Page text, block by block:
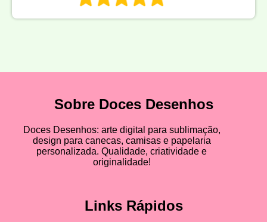
Sobre Doces Desenhos
Doces Desenhos: arte digital para sublimação,
design para canecas, camisas e papelaria
personalizada. Qualidade, criatividade e
originalidade!
Links Rápidos